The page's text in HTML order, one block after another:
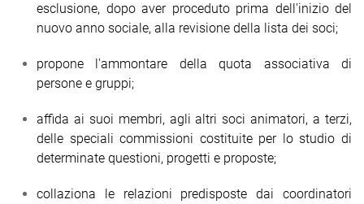
esclusione, dopo aver proceduto prima dell'inizio del
nuovo anno sociale, alla revisione della lista dei soci;
propone l'ammontare della quota associativa di
persone e gruppi;
affida ai suoi membri, agli altri soci animatori, a terzi,
delle speciali commissioni costituite per lo studio di
determinate questioni, progetti e proposte;
collaziona le relazioni predisposte dai coordinatori